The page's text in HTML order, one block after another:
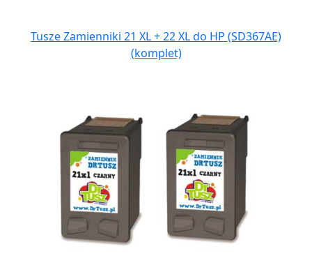
Tusze Zamienniki 21 XL + 22 XL do HP (SD367AE)
(komplet)